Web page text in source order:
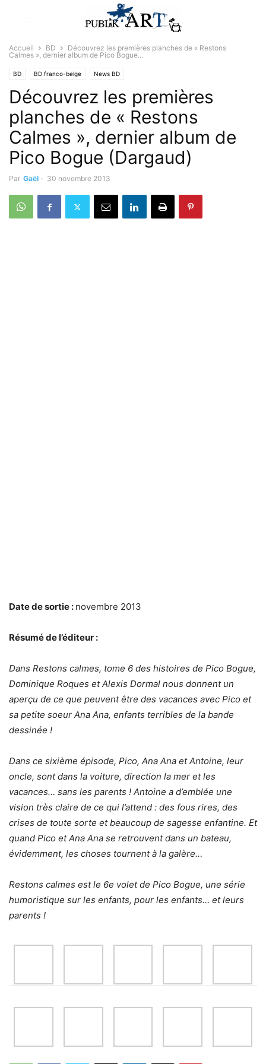
Accueil BD
Découvrez les premières planches de « Restons
Calmes », dernier album de Pico Bogue...
BD BD franco-belge News BD
Découvrez les premières
planches de « Restons
Calmes », dernier album de
Pico Bogue (Dargaud)
Par Gaël - 30 novembre 2013
Date de sortie : novembre 2013
Résumé de l’éditeur :
Dans Restons calmes, tome 6 des histoires de Pico Bogue,
Dominique Roques et Alexis Dormal nous donnent un
aperçu de ce que peuvent être des vacances avec Pico et
sa petite soeur Ana Ana, enfants terribles de la bande
dessinée !
Dans ce sixième épisode, Pico, Ana Ana et Antoine, leur
oncle, sont dans la voiture, direction la mer et les
vacances… sans les parents ! Antoine a d’emblée une
vision très claire de ce qui l’attend : des fous rires, des
crises de toute sorte et beaucoup de sagesse enfantine. Et
quand Pico et Ana Ana se retrouvent dans un bateau,
évidemment, les choses tournent à la galère…
Restons calmes est le 6e volet de Pico Bogue, une série
humoristique sur les enfants, pour les enfants… et leurs
parents !